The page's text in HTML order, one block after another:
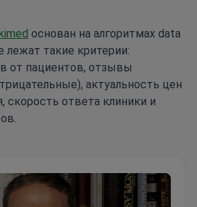
основан на алгоритмах data
лежат такие критерии:
от пациентов, отзывы
актуальность цен
скорость ответа клиники и